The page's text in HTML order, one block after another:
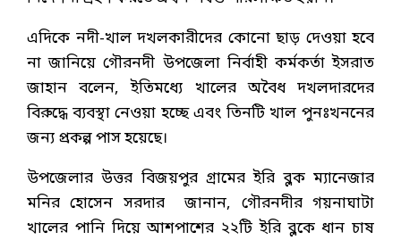
এদিকে নদী-খাল দখলকারীদের কোনো ছাড় দেওয়া হবে
না জানিয়ে গৌরনদী উপজেলা নির্বাহী কর্মকর্তা ইসরাত
জাহান বলেন, ইতিমধ্যে খালের অবৈধ দখলদারদের
বিরুদ্ধে ব্যবস্থা নেওয়া হচ্ছে এবং তিনটি খাল পুনঃখননের
জন্য প্রকল্প পাস হয়েছে।
উপজেলার উত্তর বিজয়পুর গ্রামের ইরি ব্লক ম্যানেজার
মনির হোসেন সরদার জানান, গৌরনদীর গয়নাঘাটা
খালের পানি দিয়ে আশপাশের ২২টি ইরি ব্লকে ধান চাষ